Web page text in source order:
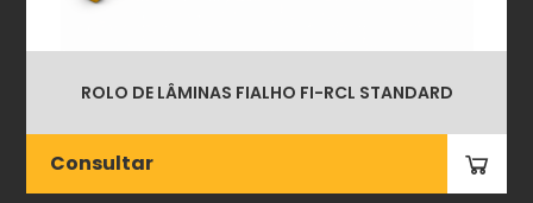
ROLO DE LÂMINAS FIALHO FI-RCL STANDARD
Consultar